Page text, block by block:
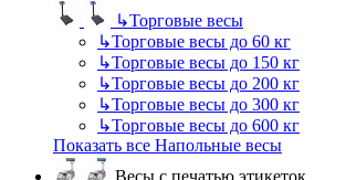
↳Торговые весы
↳Торговые весы до 60 кг
↳Торговые весы до 150 кг
↳Торговые весы до 200 кг
↳Торговые весы до 300 кг
↳Торговые весы до 600 кг
Показать все Напольные весы
Весы с печатью этикеток